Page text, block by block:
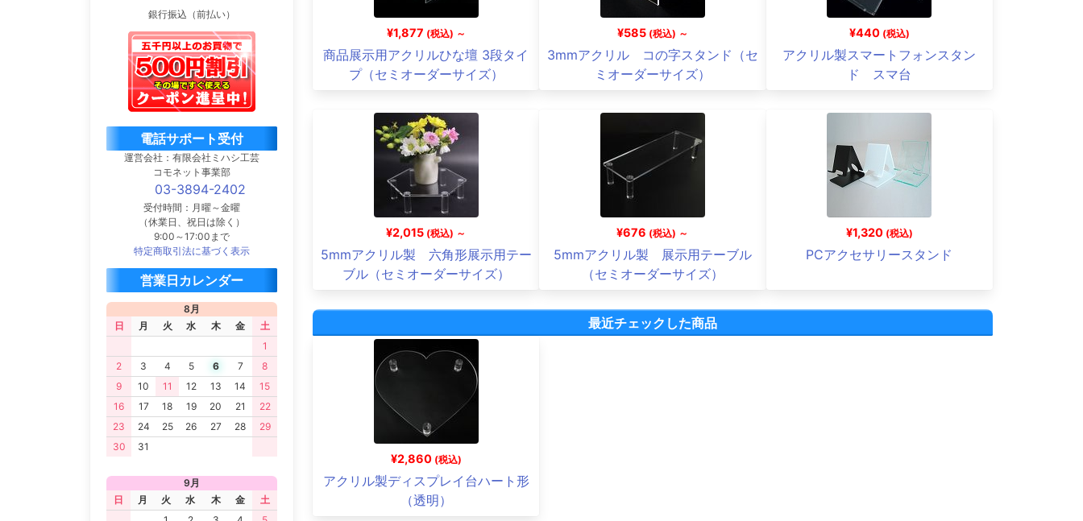
銀行振込（前払い）
電話サポート受付
運営会社：有限会社ミハシ工芸
コモネット事業部
03-3894-2402
受付時間：月曜～金曜
（休業日、祝日は除く）
9:00～17:00まで
特定商取引法に基づく表示
営業日カレンダー
8月
日
月 火 水 木 金
土
1
2
3 4 5 6 7
8
9
10 11 12 13 14
15
16
17 18 19 20 21
22
23
24 25 26 27 28
29
30
31
9月
日
月 火 水 木 金
土
¥1,877 (税込) ～
商品展示用アクリルひな壇 3段タイ
プ（セミオーダーサイズ）
¥585 (税込) ～
3mmアクリル コの字スタンド（セ
ミオーダーサイズ）
¥440 (税込)
アクリル製スマートフォンスタン
ド スマ台
¥2,015 (税込) ～
5mmアクリル製 六角形展示用テー
ブル（セミオーダーサイズ）
¥676 (税込) ～
5mmアクリル製 展示用テーブル
（セミオーダーサイズ）
¥1,320 (税込)
PCアクセサリースタンド
最近チェックした商品
¥2,860 (税込)
アクリル製ディスプレイ台ハート形
（透明）